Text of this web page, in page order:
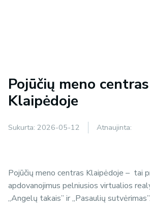
Pojūčių meno centras
Klaipėdoje
Sukurta: 2026-05-12 Atnaujinta:
Pojūčių meno centras Klaipėdoje – tai
apdovanojimus pelniusios virtualios
„Angelų takais” ir „Pasaulių sutvėrimas”.